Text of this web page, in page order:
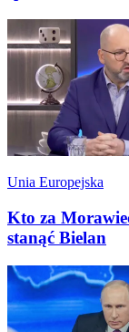
Unia Europejska
Kto za
stanąć Bielan